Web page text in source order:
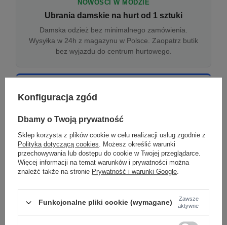
NOWOŚCI W MODZIE
Ubrania damskie na hurt od 1 sztuki
Damska odzież bez minimalnego zamówienia.
Wysyłka w 24h z magazynu w Polsce. Zaopatrz butik
bez wyjazdu do centrum hurtowego.
Odzież damska hurtowo online
Internetowa hurtownia damska z plikiem XML/CSV.
Aktualizacja stanów co godzinę.
DROPSHIPPING
Damskie ubrania w dropshippingu
Hurt odzieży damskiej z wysyłką na etykiecie Twojego
sklepu w całej UE. Zero magazynu, zero
Konfiguracja zgód
Dbamy o Twoją prywatność
Sklep korzysta z plików cookie w celu realizacji usług zgodnie z
Polityką dotyczącą cookies. Możesz określić warunki
przechowywania lub dostępu do cookie w Twojej przeglądarce.
Więcej informacji na temat warunków i prywatności można
znaleźć także na stronie Prywatność i warunki Google.
Funkcjonalne pliki cookie (wymagane)
Zawsze
aktywne